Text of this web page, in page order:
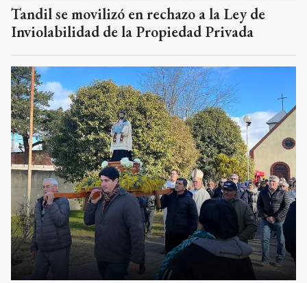
Tandil se movilizó en rechazo a la Ley de
Inviolabilidad de la Propiedad Privada